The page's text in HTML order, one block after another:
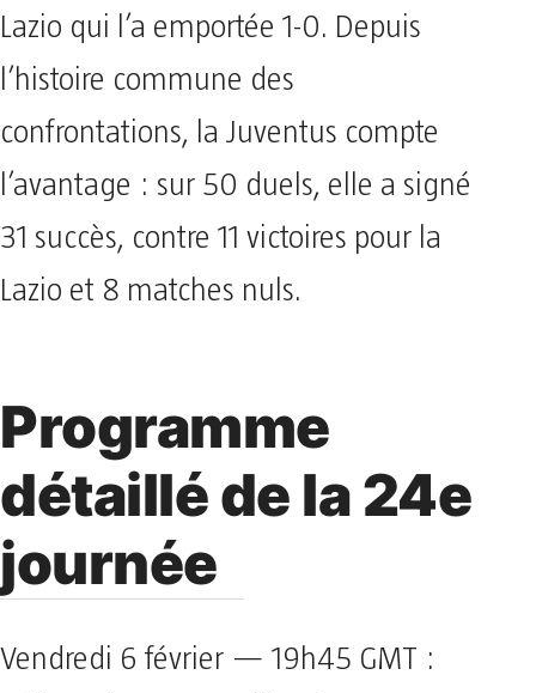
Lazio qui l’a emportée 1-0. Depuis
l’histoire commune des
confrontations, la Juventus compte
l’avantage : sur 50 duels, elle a signé
31 succès, contre 11 victoires pour la
Lazio et 8 matches nuls.
Programme
détaillé de la 24e
journée
Vendredi 6 février — 19h45 GMT :